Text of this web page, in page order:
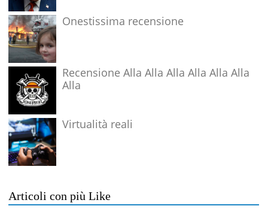
Onestissima recensione
Recensione Alla Alla Alla Alla Alla Alla
Alla
Virtualità reali
Articoli con più Like